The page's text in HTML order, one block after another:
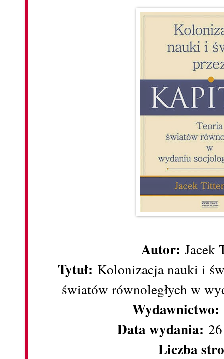
Autor: Jacek
Tytuł: Kolonizacja nauki i
światów równoległych w
Wydawnictwo:
Data wydania:
Liczba